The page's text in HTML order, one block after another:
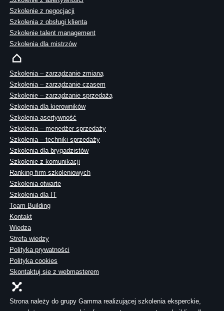
Szkolenie z negocjacji
Szkolenia z obsługi klienta
Szkolenie talent management
Szkolenia dla mistrzów
Szkolenia – zarządzanie zmianą
Szkolenia – zarządzanie czasem
Szkolenie – zarządzanie sprzedażą
Szkolenia dla kierowników
Szkolenia asertywność
Szkolenia – menedżer sprzedaży
Szkolenia – techniki sprzedaży
Szkolenia dla brygadzistów
Szkolenie z komunikacji
Ranking firm szkoleniowych
Szkolenia otwarte
Szkolenia dla IT
Team Building
Kontakt
Wiedza
Strefa wiedzy
Polityka prywatności
Polityka cookies
Skontaktuj sie z webmasterem
Strona należy do grupy Gamma realizującej szkolenia eksperckie,